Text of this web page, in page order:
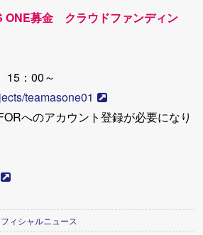
ONE募金 クラウドファンディン
15：00～
teamasone01
へのアカウント登録が必要になり
ィシャルニュース